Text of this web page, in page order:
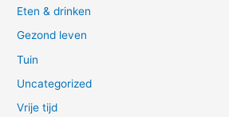
Eten & drinken
Gezond leven
Tuin
Uncategorized
Vrije tijd